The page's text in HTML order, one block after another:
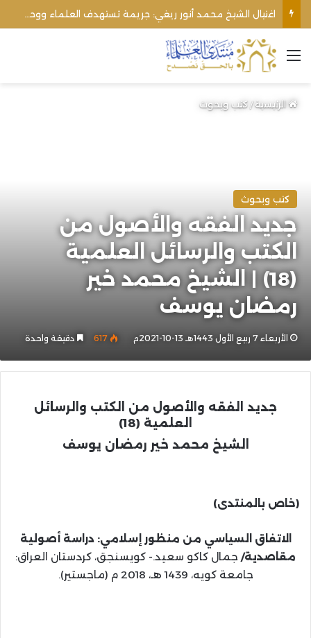
القائمة
الرئيسية/كتب وبحوث
كتب وبحوث
جديد الفقه والأصول من
الكتب والرسائل العلمية
(18) | الشيخ محمد خير
رمضان يوسف
الأربعاء 7 ربيع الأول 1443هـ 13-10-2021م 617 دقيقة واحدة
جديد الفقه والأصول من الكتب والرسائل
العلمية (18)
الشيخ محمد خير رمضان يوسف
(خاص بالمنتدى)
الاتفاق السياسي من منظور إسلامي: دراسة أصولية
مقاصدية/ جمال كاكو سعيد.- كويسنجق، كردستان العراق:
جامعة كويه، 1439 هـ، 2018 م (ماجستير).